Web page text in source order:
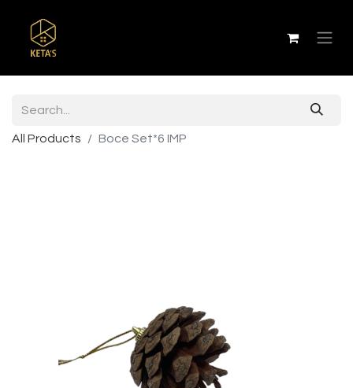
All Products Boce Set*6 IMP